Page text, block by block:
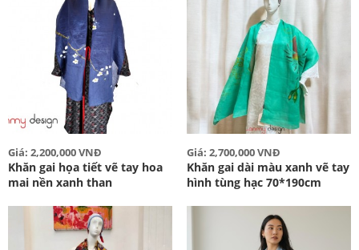
Giá: 2,200,000 VNĐ
Khăn gai họa tiết vẽ tay hoa
mai nền xanh than
Giá: 2,700,000 VNĐ
Khăn gai dài màu xanh vẽ tay
hình tùng hạc 70*190cm